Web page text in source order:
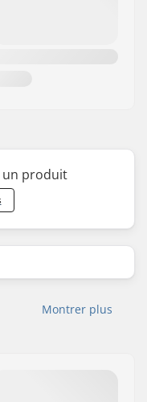
un produit
Montrer plus